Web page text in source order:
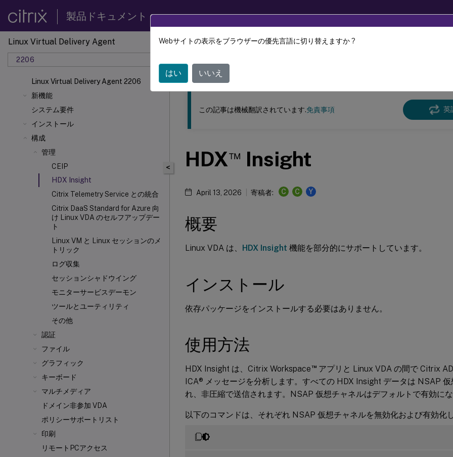
製品ドキュメント
Linux Virtual Delivery Agent
2206
Linux Virtual Delivery Agent 2206
新機能
システム要件
インストール
構成
管理
CEIP
HDX Insight
Citrix Telemetry Service との統合
Citrix DaaS Standard for Azure 向
け Linux VDA のセルフアップデー
ト
Linux VM と Linux セッションのメ
トリック
ログ収集
セッションシャドウイング
モニターサービスデーモン
ツールとユーティリティ
その他
認証
ファイル
グラフィック
キーボード
マルチメディア
ドメイン非参加 VDA
ポリシーサポートリスト
印刷
リモートPCアクセス
このコンテンツは動的に機械翻訳されています。
リナックス バーチャル デリバリー エージェント
<
この記事は機械翻訳されています.免責事項 英
HDX™ Insight
April 13, 2026 寄稿者: C C Y
概要
Linux VDA は、 HDX Insight 機能を部分的にサポートしています。
インストール
依存パッケージをインストールする必要はありません。
使用方法
HDX Insight は、Citrix Workspace™アプリと Linux VDA の間で Citrix
ICA® メッセージを分析します。すべての HDX Insight データは NSAP 仮
れ、非圧縮で送信されます。NSAP 仮想チャネルはデフォルトで有効にな
以下のコマンドは、それぞれ NSAP 仮想チャネルを無効化および有効化し
Webサイトの表示をブラウザーの優先言語に切り替えますか ?
はい いいえ